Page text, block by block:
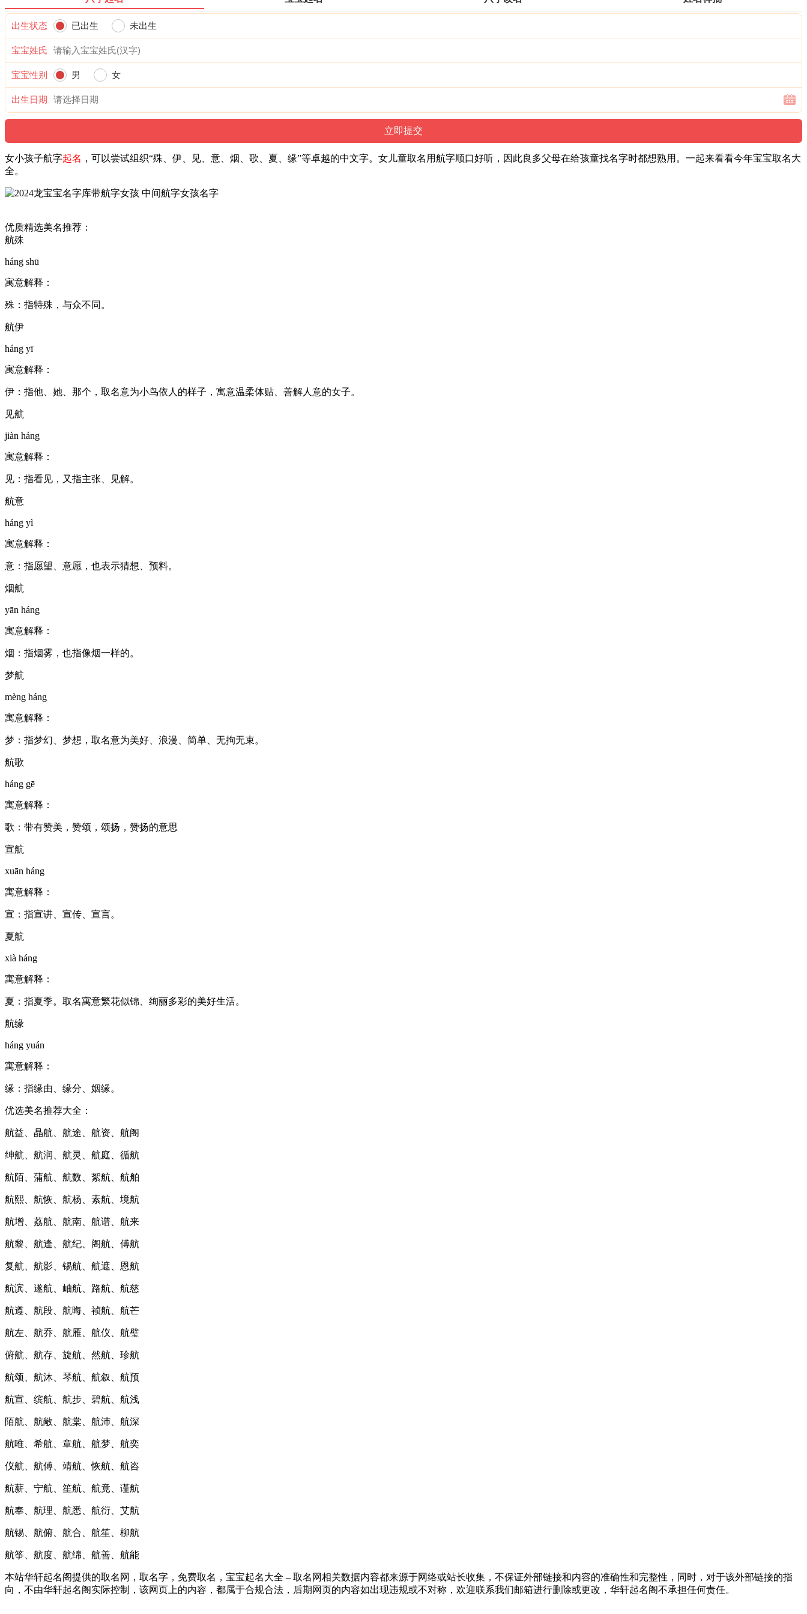
出生状态 已出生 未出生
宝宝姓氏
宝宝性别 男 女
出生日期
女小孩子航字起名 ，可以尝试组织“殊、伊、见、意、烟、歌、夏、缘”等卓越的中文字。女儿童取名用航字顺口好听，因此良多父母在给孩童找名字时都想熟用。一起来看看今年宝宝取名大
全。
优质精选美名推荐：
航殊
háng shū
寓意解释：
殊：指特殊，与众不同。
航伊
háng yī
寓意解释：
伊：指他、她、那个，取名意为小鸟依人的样子，寓意温柔体贴、善解人意的女子。
见航
jiàn háng
寓意解释：
见：指看见，又指主张、见解。
航意
háng yì
寓意解释：
意：指愿望、意愿，也表示猜想、预料。
烟航
yān háng
寓意解释：
烟：指烟雾，也指像烟一样的。
梦航
mèng háng
寓意解释：
梦：指梦幻、梦想，取名意为美好、浪漫、简单、无拘无束。
航歌
háng gē
寓意解释：
歌：带有赞美，赞颂，颂扬，赞扬的意思
宣航
xuān háng
寓意解释：
宣：指宣讲、宣传、宣言。
夏航
xià háng
寓意解释：
夏：指夏季。取名寓意繁花似锦、绚丽多彩的美好生活。
航缘
háng yuán
寓意解释：
缘：指缘由、缘分、姻缘。
优选美名推荐大全：
航益、晶航、航途、航资、航阁
绅航、航润、航灵、航庭、循航
航陌、蒲航、航数、絮航、航舶
航熙、航恢、航杨、素航、境航
航增、荔航、航南、航谱、航来
航黎、航逢、航纪、阁航、傅航
复航、航影、锡航、航遮、恩航
航滨、遂航、岫航、路航、航慈
航遵、航段、航晦、祯航、航芒
航左、航乔、航雁、航仪、航璧
俯航、航存、旋航、然航、珍航
航颂、航沐、琴航、航叙、航预
航宣、缤航、航步、碧航、航浅
陌航、航敞、航棠、航沛、航深
航唯、希航、章航、航梦、航奕
仪航、航傅、靖航、恢航、航咨
航薪、宁航、笙航、航竟、谨航
航奉、航理、航悉、航衍、艾航
航锡、航俯、航合、航笙、柳航
航筝、航度、航绵、航善、航能
本站华轩起名阁提供的取名网，取名字，免费取名，宝宝起名大全 – 取名网相关数据内容都来源于网络或站长收集，不保证外部链接和内容的准确性和完整性，同时，对于该外部链接的指
向，不由华轩起名阁实际控制，该网页上的内容，都属于合规合法，后期网页的内容如出现违规或不对称，欢迎联系我们邮箱进行删除或更改，华轩起名阁不承担任何责任。